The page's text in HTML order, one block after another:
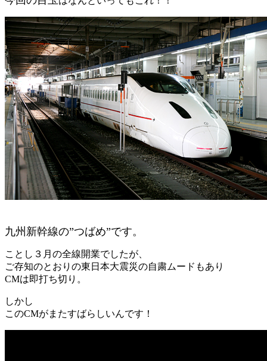
九州新幹線の”つばめ”です。
ことし３月の全線開業でしたが、
ご存知のとおりの東日本大震災の自粛ムードもあり
CMは即打ち切り。
しかし
このCMがまたすばらしいんです！